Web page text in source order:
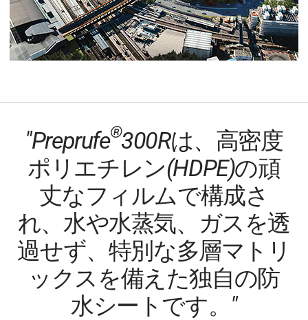
"Preprufe®300Rは、高密度
ポリエチレン(HDPE)の頑
丈なフィルムで構成さ
れ、水や水蒸気、ガスを透
過せず、特別な多層マトリ
ックスを備えた独自の防
水シートです。"